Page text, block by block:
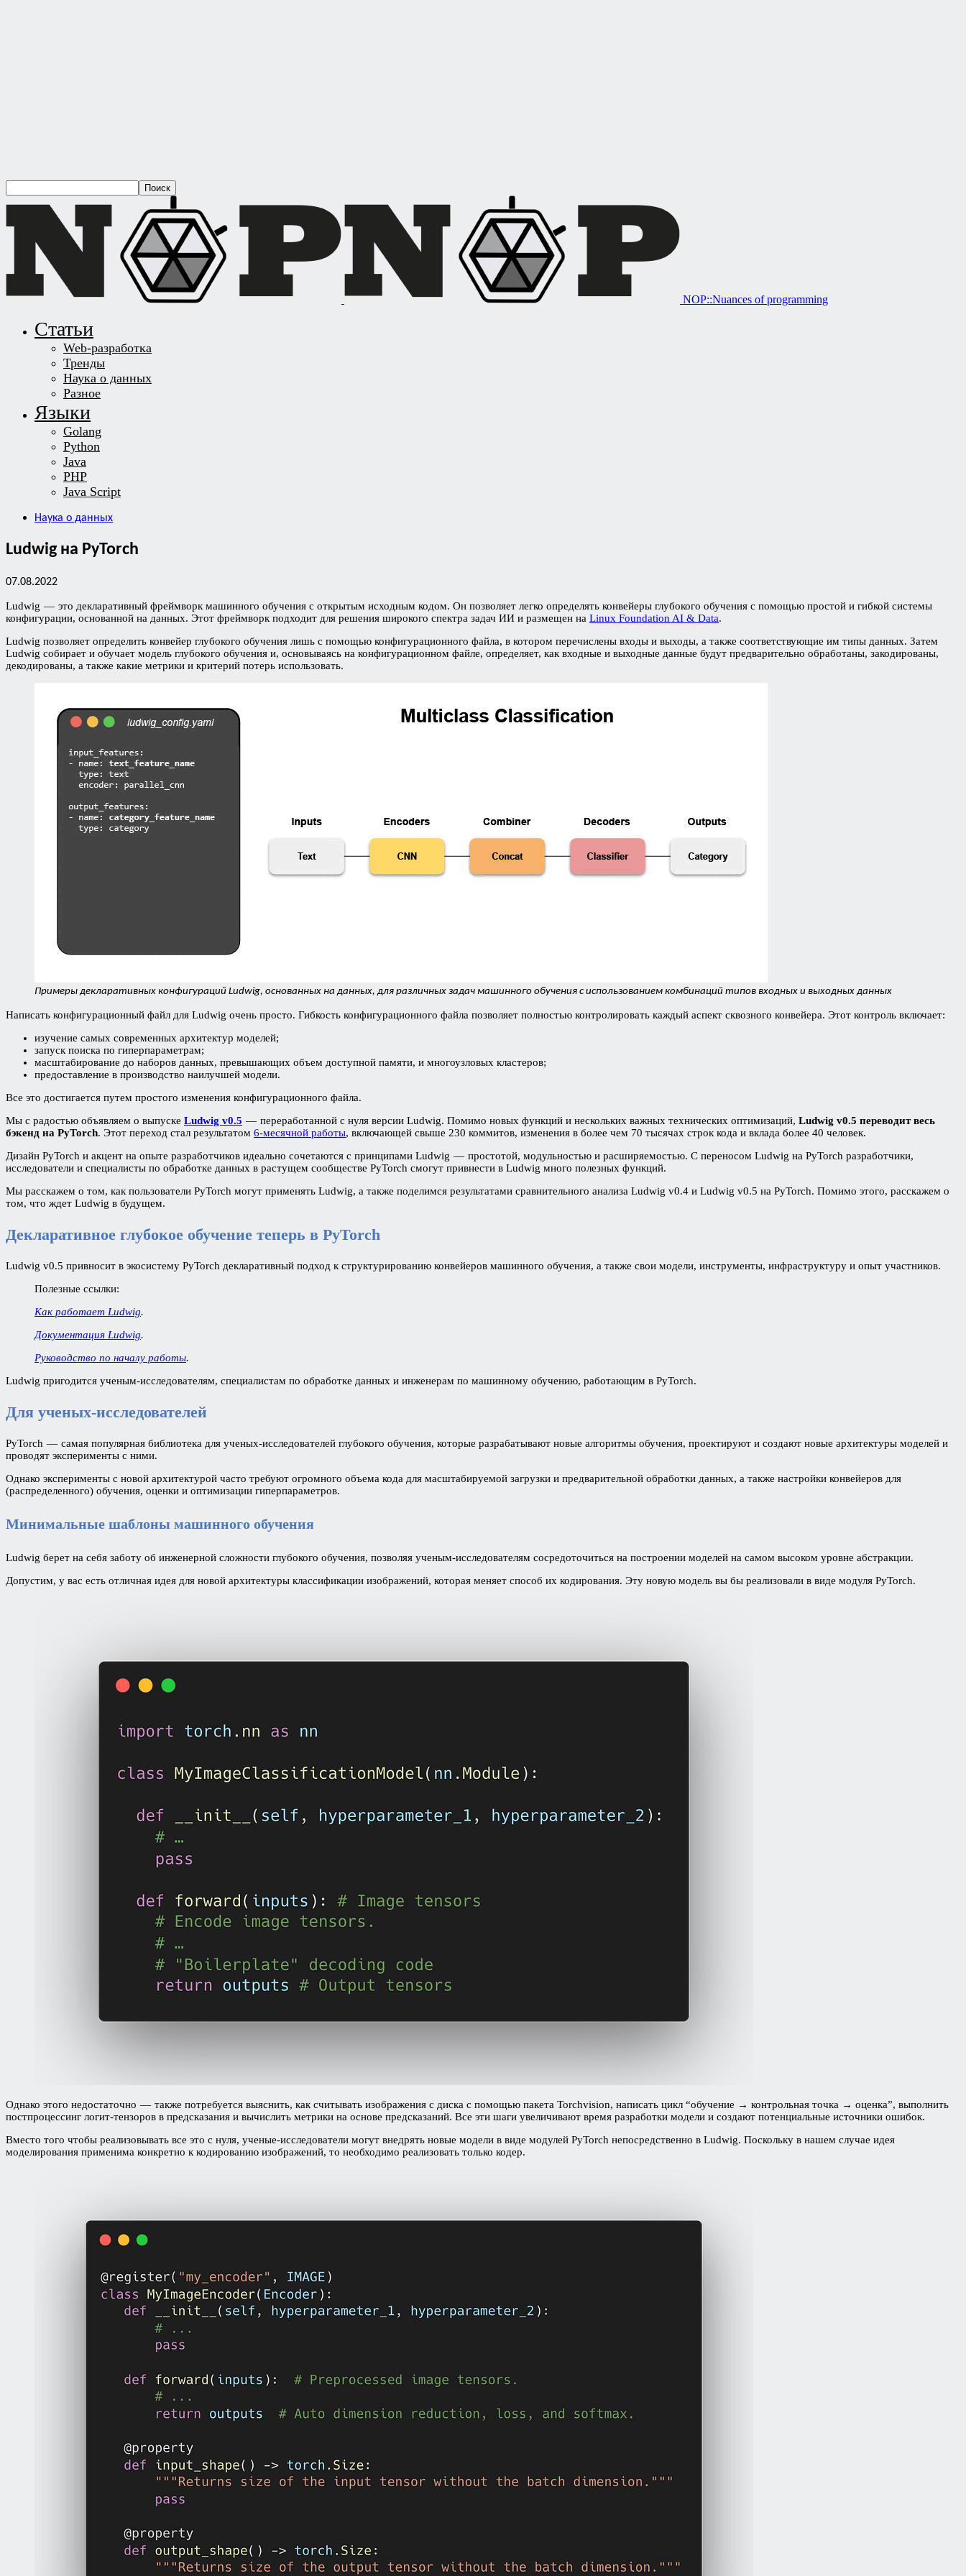
NOP::Nuances of programming
Статьи
Web-разработка
Тренды
Наука о данных
Разное
Языки
Golang
Python
Java
PHP
Java Script
Наука о данных
Ludwig на PyTorch
07.08.2022
Ludwig — это декларативный фреймворк машинного обучения с открытым исходным кодом. Он позволяет легко определять конвейеры глубокого обучения с помощью простой и гибкой системы
конфигурации, основанной на данных. Этот фреймворк подходит для решения широкого спектра задач ИИ и размещен на Linux Foundation AI & Data.
Ludwig позволяет определить конвейер глубокого обучения лишь с помощью конфигурационного файла, в котором перечислены входы и выходы, а также соответствующие им типы данных. Затем
Ludwig собирает и обучает модель глубокого обучения и, основываясь на конфигурационном файле, определяет, как входные и выходные данные будут предварительно обработаны, закодированы,
декодированы, а также какие метрики и критерий потерь использовать.
Примеры декларативных конфигураций Ludwig, основанных на данных, для различных задач машинного обучения с использованием комбинаций типов входных и выходных данных
Написать конфигурационный файл для Ludwig очень просто. Гибкость конфигурационного файла позволяет полностью контролировать каждый аспект сквозного конвейера. Этот контроль включает:
изучение самых современных архитектур моделей;
запуск поиска по гиперпараметрам;
масштабирование до наборов данных, превышающих объем доступной памяти, и многоузловых кластеров;
предоставление в производство наилучшей модели.
Все это достигается путем простого изменения конфигурационного файла.
Мы с радостью объявляем о выпуске Ludwig v0.5 — переработанной с нуля версии Ludwig. Помимо новых функций и нескольких важных технических оптимизаций, Ludwig v0.5 переводит весь
бэкенд на PyTorch. Этот переход стал результатом 6-месячной работы, включающей свыше 230 коммитов, изменения в более чем 70 тысячах строк кода и вклада более 40 человек.
Дизайн PyTorch и акцент на опыте разработчиков идеально сочетаются с принципами Ludwig — простотой, модульностью и расширяемостью. С переносом Ludwig на PyTorch разработчики,
исследователи и специалисты по обработке данных в растущем сообществе PyTorch смогут привнести в Ludwig много полезных функций.
Мы расскажем о том, как пользователи PyTorch могут применять Ludwig, а также поделимся результатами сравнительного анализа Ludwig v0.4 и Ludwig v0.5 на PyTorch. Помимо этого, расскажем о
том, что ждет Ludwig в будущем.
Декларативное глубокое обучение теперь в PyTorch
Ludwig v0.5 привносит в экосистему PyTorch декларативный подход к структурированию конвейеров машинного обучения, а также свои модели, инструменты, инфраструктуру и опыт участников.
Полезные ссылки:
Как работает Ludwig.
Документация Ludwig.
Руководство по началу работы.
Ludwig пригодится ученым-исследователям, специалистам по обработке данных и инженерам по машинному обучению, работающим в PyTorch.
Для ученых-исследователей
PyTorch — самая популярная библиотека для ученых-исследователей глубокого обучения, которые разрабатывают новые алгоритмы обучения, проектируют и создают новые архитектуры моделей и
проводят эксперименты с ними.
Однако эксперименты с новой архитектурой часто требуют огромного объема кода для масштабируемой загрузки и предварительной обработки данных, а также настройки конвейеров для
(распределенного) обучения, оценки и оптимизации гиперпараметров.
Минимальные шаблоны машинного обучения
Ludwig берет на себя заботу об инженерной сложности глубокого обучения, позволяя ученым-исследователям сосредоточиться на построении моделей на самом высоком уровне абстракции.
Допустим, у вас есть отличная идея для новой архитектуры классификации изображений, которая меняет способ их кодирования. Эту новую модель вы бы реализовали в виде модуля PyTorch.
Однако этого недостаточно — также потребуется выяснить, как считывать изображения с диска с помощью пакета Torchvision, написать цикл “обучение → контрольная точка → оценка”, выполнить
постпроцессинг логит-тензоров в предсказания и вычислить метрики на основе предсказаний. Все эти шаги увеличивают время разработки модели и создают потенциальные источники ошибок.
Вместо того чтобы реализовывать все это с нуля, ученые-исследователи могут внедрять новые модели в виде модулей PyTorch непосредственно в Ludwig. Поскольку в нашем случае идея
моделирования применима конкретно к кодированию изображений, то необходимо реализовать только кодер.